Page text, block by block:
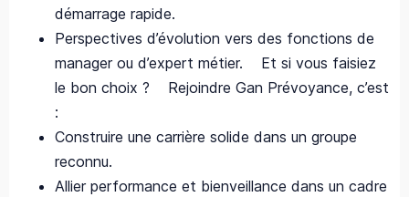
démarrage rapide.
Perspectives d’évolution vers des fonctions de
manager ou d’expert métier. Et si vous faisiez
le bon choix ? Rejoindre Gan Prévoyance, c’est
:
Construire une carrière solide dans un groupe
reconnu.
Allier performance et bienveillance dans un cadre